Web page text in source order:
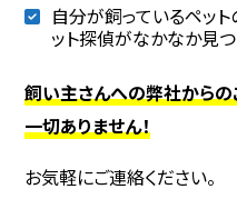
自分が飼っているペッ
ット探偵がなかなか見つ
飼い主さんへの弊社からの
一切ありません！
お気軽にご連絡ください。